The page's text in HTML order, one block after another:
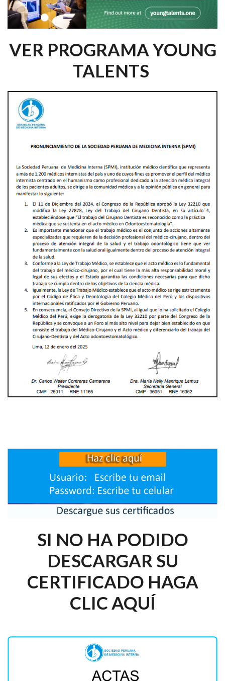
VER PROGRAMA YOUNG
TALENTS
SI NO HA PODIDO
DESCARGAR SU
CERTIFICADO HAGA
CLIC AQUÍ